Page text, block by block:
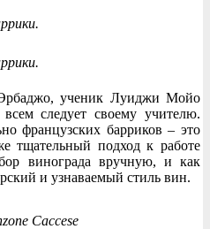
ученик Луиджи Мойо
следует своему учителю.
французских барриков – это
тщательный подход к работе
винограда вручную, и как
и узнаваемый стиль вин.
Caccese